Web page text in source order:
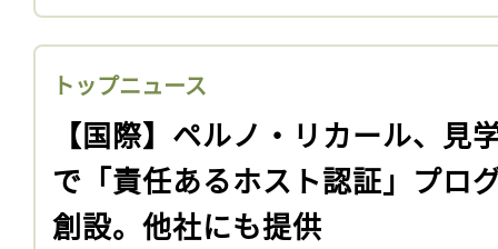
トップニュース
【国際】ペルノ・リカール、見
で「責任あるホスト認証」プロ
創設。他社にも提供